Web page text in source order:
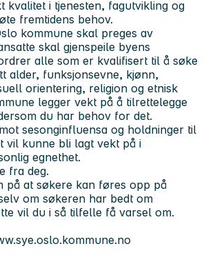
kvalitet i tjenesten, fagutvikling og
fremtidens behov.
kommune skal preges av
skal gjenspeile byens
alle som er kvalifisert til å søke
alder, funksjonsevne, kjønn,
orientering, religion og etnisk
legger vekt på å tilrettelegge
du har behov for det.
sesonginfluensa og holdninger til
vil kunne bli lagt vekt på i
egnethet.
fra deg.
på at søkere kan føres opp på
om søkeren har bedt om
vil du i så tilfelle få varsel om.